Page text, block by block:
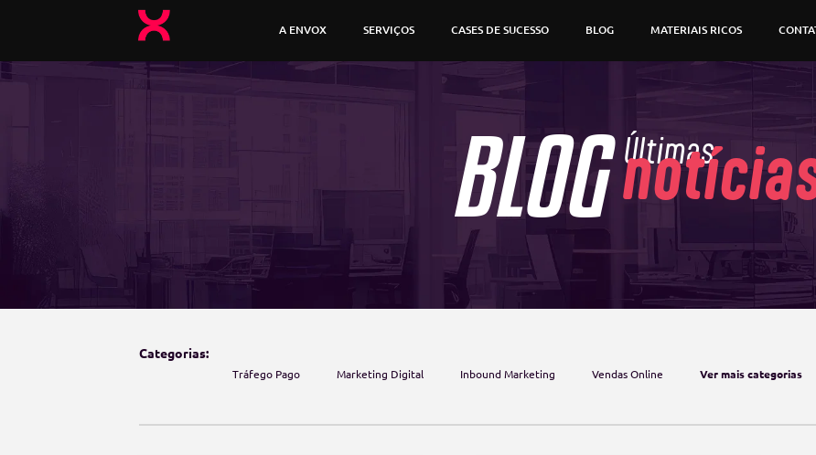
A ENVOX SERVIÇOS CASES DE SUCESSO BLOG MATERIAIS RICOS
BLOG Últimas
Categorias:
Tráfego Pago Marketing Digital Inbound Marketing Vendas Online Ver mais categorias